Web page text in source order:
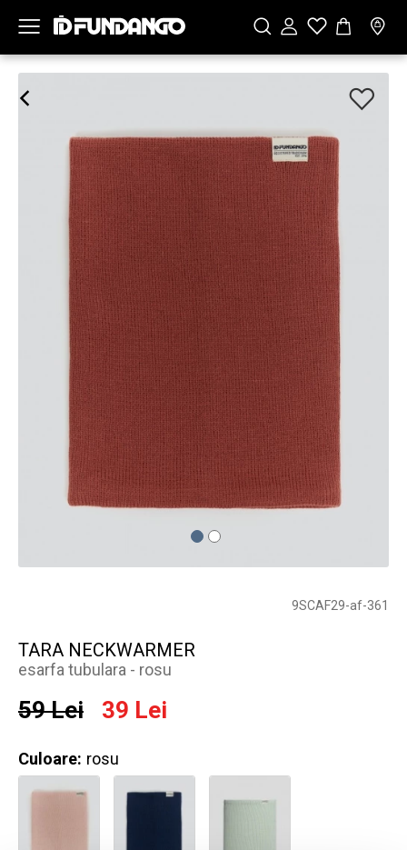
9SCAF29-af-361
TARA NECKWARMER
esarfa tubulara - rosu
59 Lei 39 Lei
Culoare: rosu